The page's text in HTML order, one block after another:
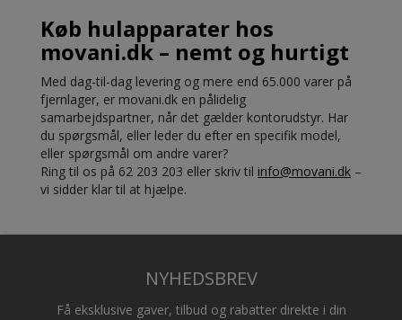
Køb hulapparater hos
movani.dk – nemt og hurtigt
Med dag-til-dag levering og mere end 65.000 varer på
fjernlager, er movani.dk en pålidelig
samarbejdspartner, når det gælder kontorudstyr. Har
du spørgsmål, eller leder du efter en specifik model,
eller spørgsmål om andre varer?
Ring til os på 62 203 203 eller skriv til info@movani.dk –
vi sidder klar til at hjælpe.
NYHEDSBREV
Få eksklusive gaver, tilbud og rabatter direkte i din